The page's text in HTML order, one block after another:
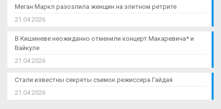
Меган Маркл разозлила женщин на элитном ретрите
21.04.2026
В Кишиневе неожиданно отменили концерт Макаревича* и
Вайкуле
21.04.2026
Стали известны секреты съемок режиссера Гайдая
21.04.2026